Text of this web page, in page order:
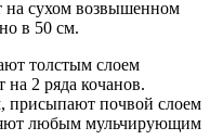
сухом возвышенном
в 50 см.
толстым слоем
2 ряда кочанов.
почвой слоем
любым мульчирующим